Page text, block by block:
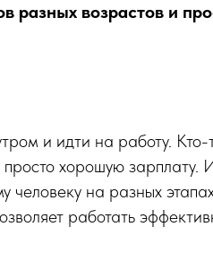
разных возрастов и
и идти на работу. Кто-
хорошую зарплату.
человеку на разных
работать